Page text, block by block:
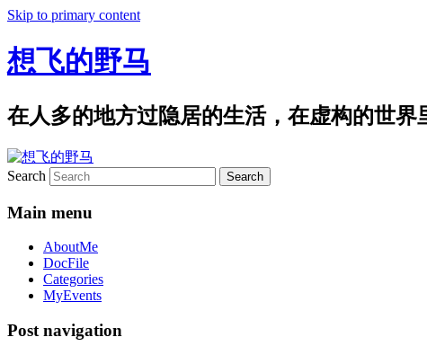
Skip to primary content
想飞的野马
在人多的地方过隐居的生活，在虚构的世界
Search
Main menu
AboutMe
DocFile
Categories
MyEvents
Post navigation